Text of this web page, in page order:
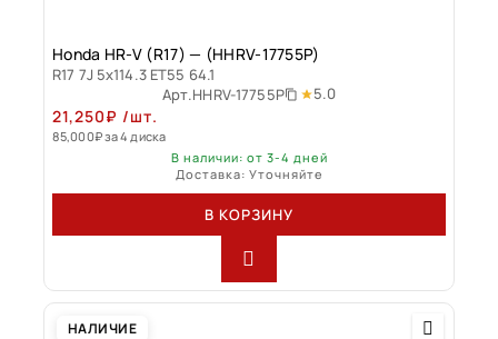
Honda HR-V (R17) — (HHRV-17755P)
R17 7J 5x114.3 ET55 64.1
Арт.HHRV-17755P 5.0
21,250₽ /шт.
85,000₽за 4 диска
В наличии: от 3-4 дней
Доставка: Уточняйте
В КОРЗИНУ
НАЛИЧИЕ